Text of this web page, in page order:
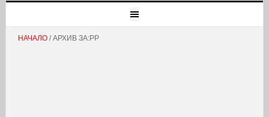
НАЧАЛО/ АРХИВ ЗА:РР